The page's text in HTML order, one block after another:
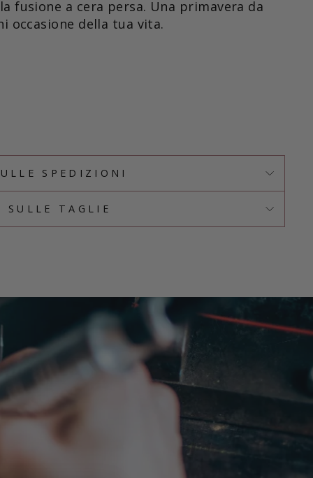
fusione a cera persa. Una primavera da
occasione della tua vita.
SPEDIZIONI
SULLE TAGLIE